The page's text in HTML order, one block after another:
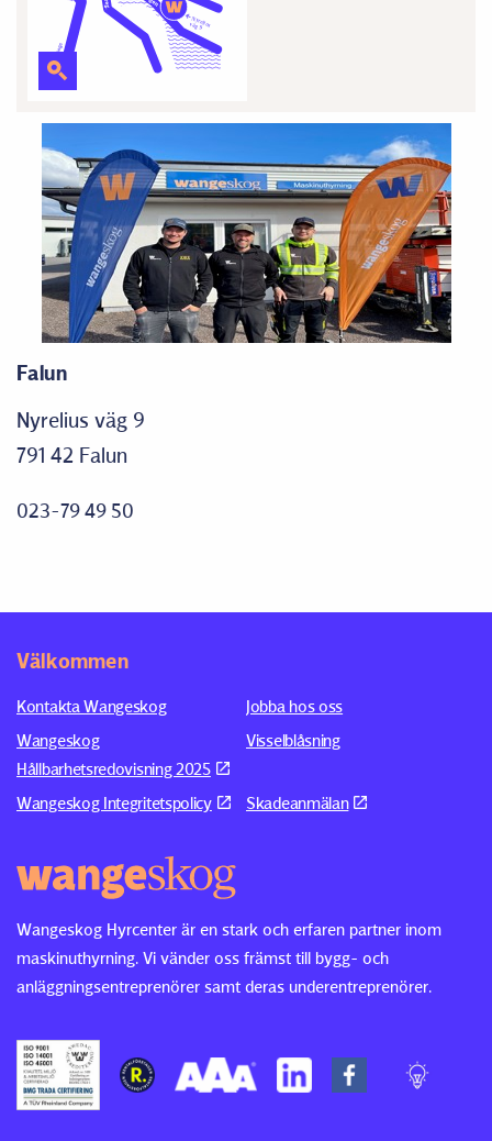
Falun
Nyrelius väg 9
791 42 Falun
023-79 49 50
Wangeskog Hyrcenter är en stark och erfaren partner inom
maskinuthyrning. Vi vänder oss främst till bygg- och
anläggningsentreprenörer samt deras underentreprenörer.
Välkommen
Kontakta Wangeskog
Jobba hos oss
Wangeskog
Hållbarhetsredovisning 2025
Visselblåsning
Wangeskog Integritetspolicy Skadeanmälan